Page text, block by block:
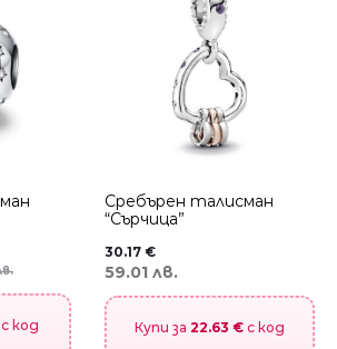
с код
Сребърен талисман
“Сърчица”
30.17 €
59.01 лв.
Купи за 22.63 € с код